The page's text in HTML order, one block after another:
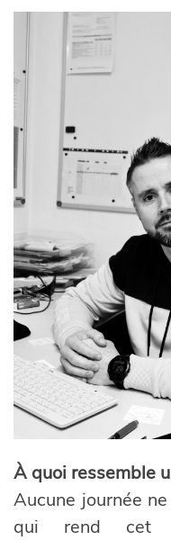
À quoi ressemble
Aucune journée
qui rend cet